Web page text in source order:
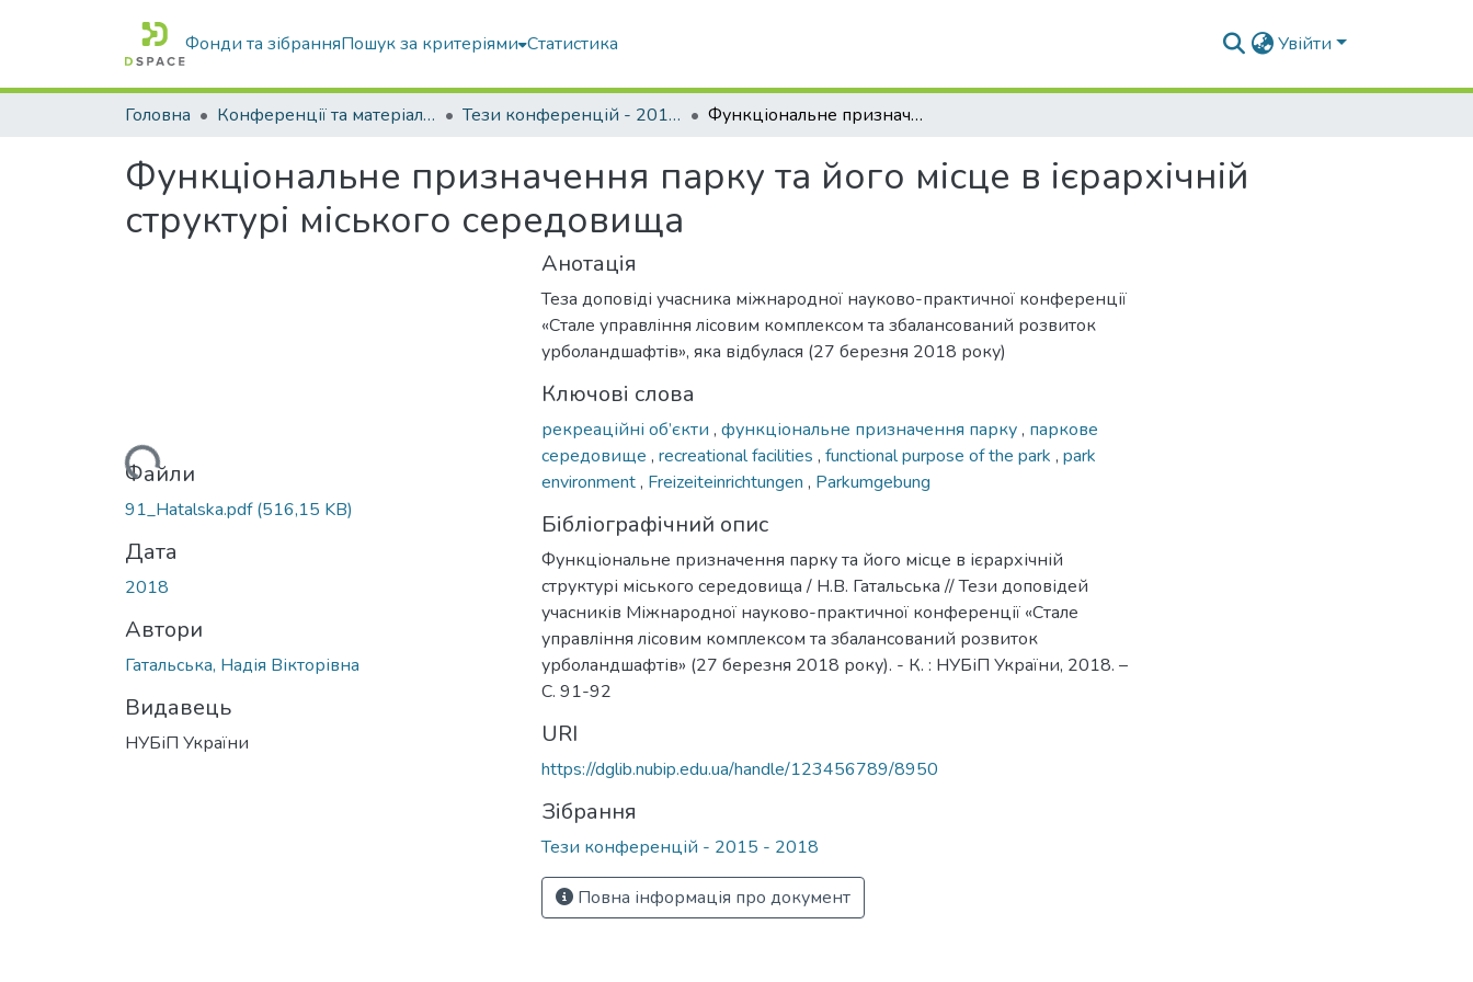
Фонди та зібранняПошук за критеріями Статистика Увійти
Головна Конференції та матеріали конференцій Тези конференцій - 2015 - 2018 Функціональне призначення парку та його місце в ієрархічній структурі міського середовища
Функціональне призначення парку та його місце в ієрархічній
структурі міського середовища
Вантажиться...Файли
91_Hatalska.pdf(516,15 KB)
Дата
2018
Автори
Гатальська, Надія Вікторівна
Видавець
НУБіП України
Анотація
Теза доповіді учасника міжнародної науково-практичної конференції
«Стале управління лісовим комплексом та збалансований розвиток
урболандшафтів», яка відбулася (27 березня 2018 року)
Ключові слова
рекреаційні об’єкти , функціональне призначення парку, паркове
середовище , recreational facilities , functional purpose of the park , park
environment, Freizeiteinrichtungen , Parkumgebung
Бібліографічний опис
Функціональне призначення парку та його місце в ієрархічній
структурі міського середовища / Н.В. Гатальська // Тези доповідей
учасників Міжнародної науково-практичної конференції «Стале
управління лісовим комплексом та збалансований розвиток
урболандшафтів» (27 березня 2018 року). - К. : НУБіП України, 2018. –
С. 91-92
URI
https://dglib.nubip.edu.ua/handle/123456789/8950
Зібрання
Тези конференцій - 2015 - 2018
Повна інформація про документ